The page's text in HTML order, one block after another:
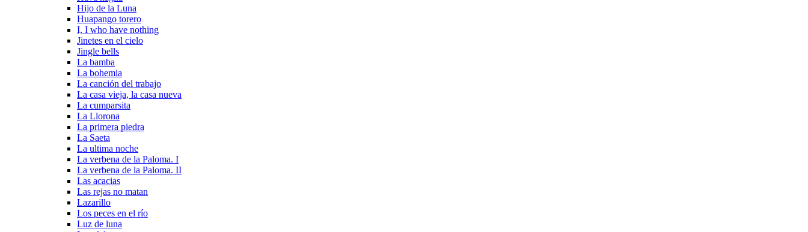
Hijo de la Luna
Huapango torero
I, I who have nothing
Jinetes en el cielo
Jingle bells
La bamba
La bohemia
La canción del trabajo
La casa vieja, la casa nueva
La cumparsita
La Llorona
La primera piedra
La Saeta
La ultima noche
La verbena de la Paloma. I
La verbena de la Paloma. II
Las acacias
Las rejas no matan
Lazarillo
Los peces en el río
Luz de luna